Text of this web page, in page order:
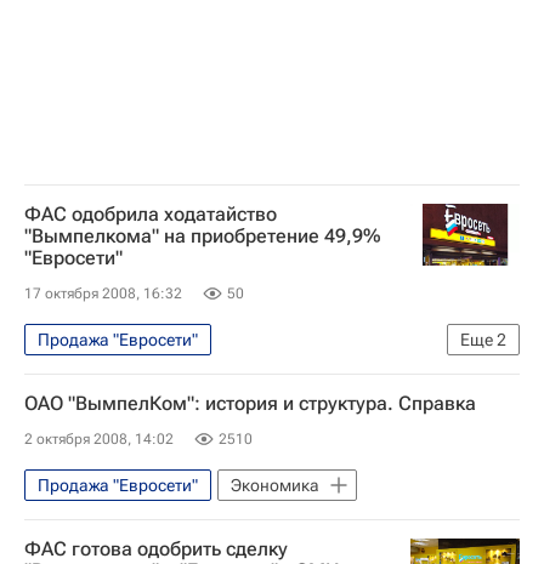
ФАС одобрила ходатайство
"Вымпелкома" на приобретение 49,9%
"Евросети"
17 октября 2008, 16:32 50
Еще2
Продажа "Евросети"
Новости компаний - Экономика
Экономика
ОАО "ВымпелКом": история и структура. Справка
2 октября 2008, 14:02 2510
Продажа "Евросети" Экономика
ФАС готова одобрить сделку